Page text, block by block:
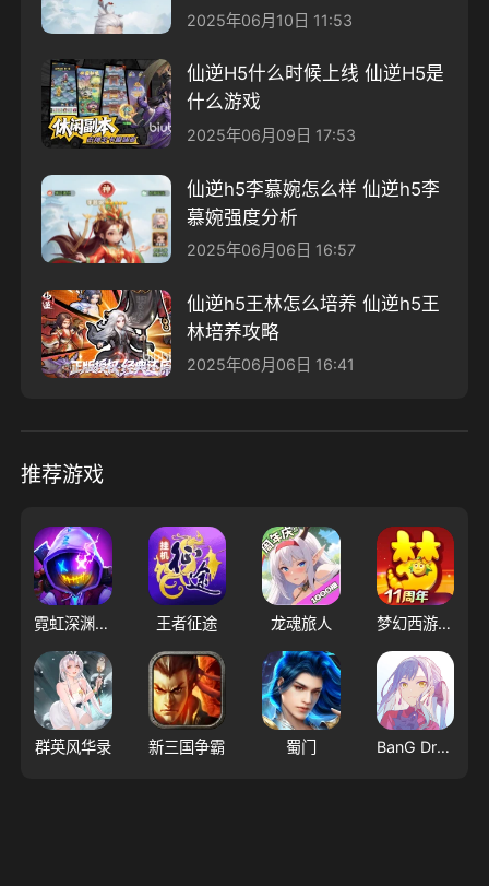
2025年06月10日 11:53
仙逆H5什么时候上线 仙逆H5是
什么游戏
2025年06月09日 17:53
仙逆h5李慕婉怎么样 仙逆h5李
慕婉强度分析
2025年06月06日 16:57
仙逆h5王林怎么培养 仙逆h5王
林培养攻略
2025年06月06日 16:41
推荐游戏
霓虹深渊：无限 王者征途 龙魂旅人 梦幻西游（大陆服）
群英风华录 新三国争霸 蜀门 BanG Dream! 交织的乐章